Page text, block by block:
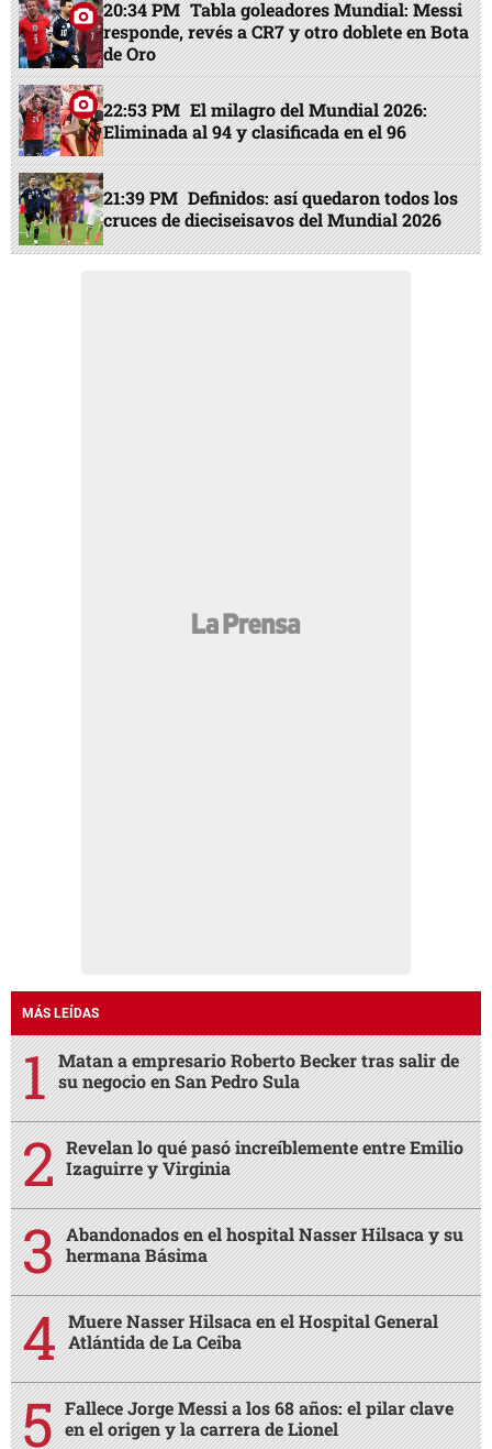
20:34 PM Tabla goleadores Mundial: Messi
responde, revés a CR7 y otro doblete en Bota
de Oro
22:53 PM El milagro del Mundial 2026:
Eliminada al 94 y clasificada en el 96
21:39 PM Definidos: así quedaron todos los
cruces de dieciseisavos del Mundial 2026
MÁS LEÍDAS
Matan a empresario Roberto Becker tras salir de
su negocio en San Pedro Sula
Revelan lo qué pasó increíblemente entre Emilio
Izaguirre y Virginia
Abandonados en el hospital Nasser Hilsaca y su
hermana Básima
Muere Nasser Hilsaca en el Hospital General
Atlántida de La Ceiba
Fallece Jorge Messi a los 68 años: el pilar clave
en el origen y la carrera de Lionel